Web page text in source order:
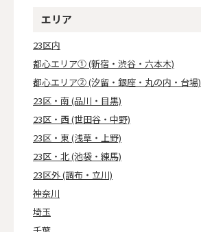
エリア
23区内
都心エリア① (新宿・渋谷・六本木)
都心エリア② (汐留・銀座・丸の内・台場)
23区・南 (品川・目黒)
23区・西 (世田谷・中野)
23区・東 (浅草・上野)
23区・北 (池袋・練馬)
23区外 (調布・立川)
神奈川
埼玉